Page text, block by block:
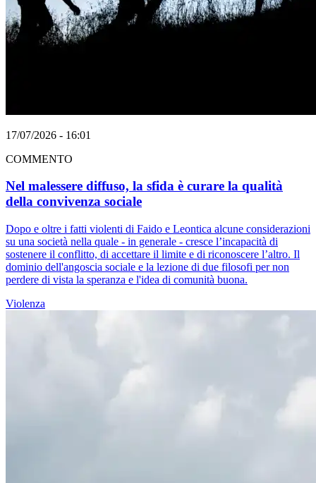
17/07/2026 - 16:01
COMMENTO
Nel malessere diffuso, la sfida è curare la qualità
della convivenza sociale
Dopo e oltre i fatti violenti di Faido e Leontica alcune considerazioni
su una società nella quale - in generale - cresce l’incapacità di
sostenere il conflitto, di accettare il limite e di riconoscere l’altro. Il
dominio dell'angoscia sociale e la lezione di due filosofi per non
perdere di vista la speranza e l'idea di comunità buona.
Violenza